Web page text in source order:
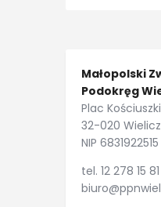
Małopolski
Podokręg
Plac
32-020
NIP 6831922515
tel. 12 278 15 81